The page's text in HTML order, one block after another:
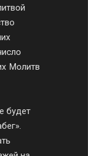
Молитв
будет